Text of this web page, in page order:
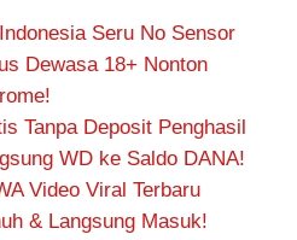
Seru No Sensor
Dewasa 18+ Nonton
Tanpa Deposit Penghasil
WD ke Saldo DANA!
Video Viral Terbaru
& Langsung Masuk!